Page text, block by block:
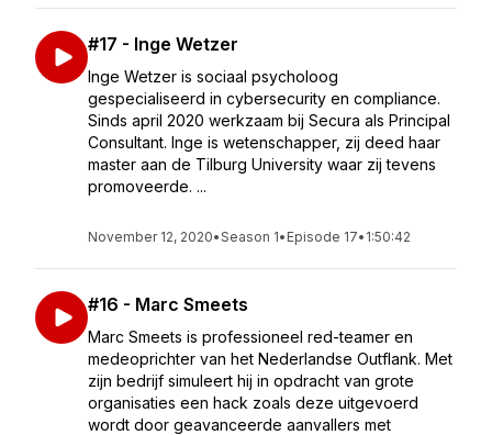
#17 - Inge Wetzer
Inge Wetzer is sociaal psycholoog
gespecialiseerd in cybersecurity en compliance.
Sinds april 2020 werkzaam bij Secura als Principal
Consultant. Inge is wetenschapper, zij deed haar
master aan de Tilburg University waar zij tevens
promoveerde. ...
November 12, 2020•Season 1• Episode 17• 1:50:42
#16 - Marc Smeets
Marc Smeets is professioneel red-teamer en
medeoprichter van het Nederlandse Outflank. Met
zijn bedrijf simuleert hij in opdracht van grote
organisaties een hack zoals deze uitgevoerd
wordt door geavanceerde aanvallers met